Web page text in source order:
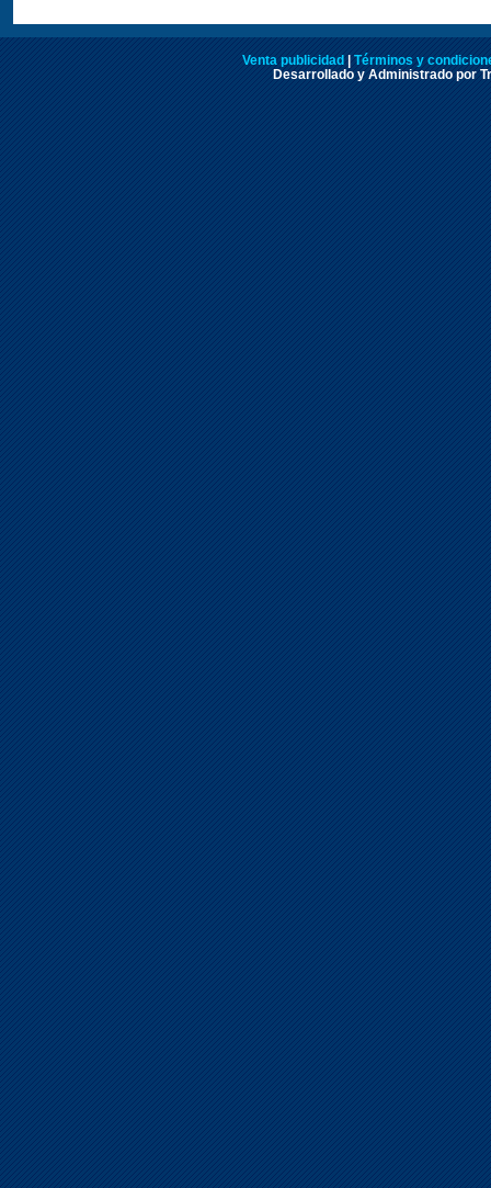
Venta publicidad
Términos y
Desarrollado y Administrado por